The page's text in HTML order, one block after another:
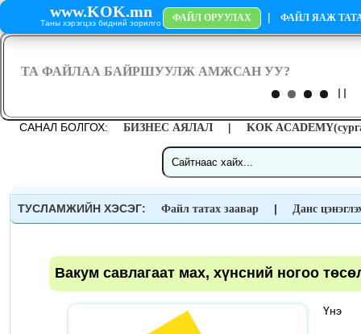
www.KOK.mn
Таны хэрэгцээ бидний зорилго ФАЙЛ ОРУУЛАХ | ФАЙЛ ЯАЖ
САНАЛ БОЛГОХ: БИЗНЕС АЯЛАЛ | KOK
ТУСЛАМЖИЙН ХЭСЭГ: Файл татах заавар | Данс
Вакум савлагаат мах, хүнсний ногоо